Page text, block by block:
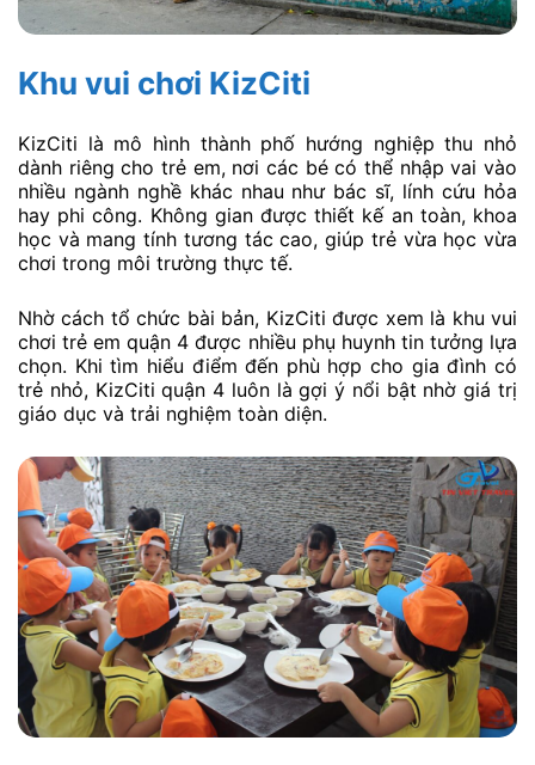
Khu vui chơi KizCiti
KizCiti là mô hình thành phố hướng nghiệp thu nhỏ
dành riêng cho trẻ em, nơi các bé có thể nhập vai vào
nhiều ngành nghề khác nhau như bác sĩ, lính cứu hỏa
hay phi công. Không gian được thiết kế an toàn, khoa
học và mang tính tương tác cao, giúp trẻ vừa học vừa
chơi trong môi trường thực tế.
Nhờ cách tổ chức bài bản, KizCiti được xem là khu vui
chơi trẻ em quận 4 được nhiều phụ huynh tin tưởng lựa
chọn. Khi tìm hiểu điểm đến phù hợp cho gia đình có
trẻ nhỏ, KizCiti quận 4 luôn là gợi ý nổi bật nhờ giá trị
giáo dục và trải nghiệm toàn diện.